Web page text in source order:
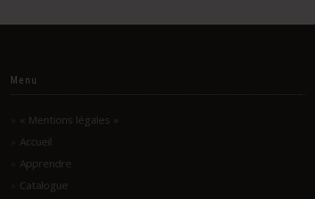
Menu
« Mentions légales »
Accueil
Apprendre
Catalogue